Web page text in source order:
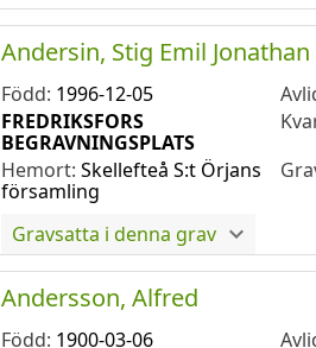
Andersin, Stig Emil Jonathan
Född: 1996-12-05
FREDRIKSFORS
BEGRAVNINGSPLATS
Hemort: Skellefteå S:t Örjans
församling
Gravsatta i denna grav
Andersson, Alfred
Född: 1900-03-06